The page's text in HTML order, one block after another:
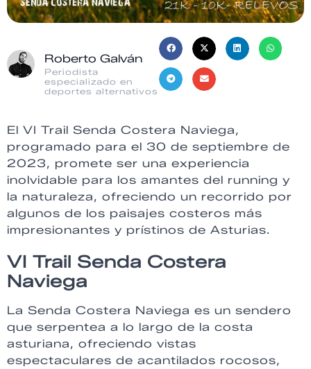
Roberto Galván
Periodista
especializado en
deportes alternativos
El VI Trail Senda Costera Naviega,
programado para el 30 de septiembre de
2023, promete ser una experiencia
inolvidable para los amantes del running y
la naturaleza, ofreciendo un recorrido por
algunos de los paisajes costeros más
impresionantes y prístinos de Asturias.
VI Trail Senda Costera
Naviega
La Senda Costera Naviega es un sendero
que serpentea a lo largo de la costa
asturiana, ofreciendo vistas
espectaculares de acantilados rocosos,